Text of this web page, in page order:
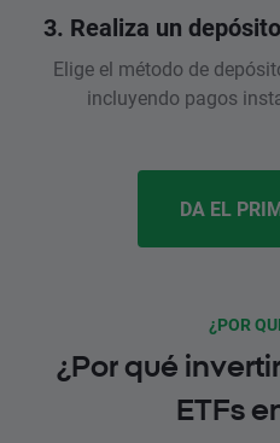
3. Realiza un
Elige el método de
incluyendo pagos
DA EL
¿POR
¿Por qué
ETFs